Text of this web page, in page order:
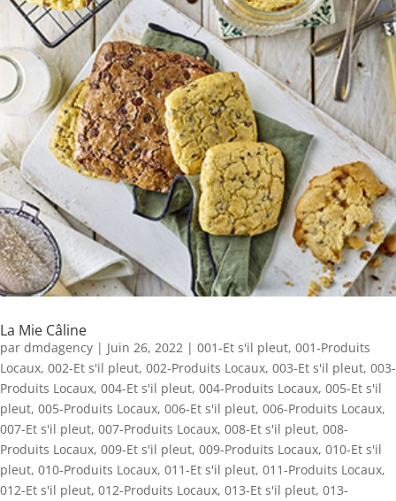
La Mie Câline
par dmdagency | Juin 26, 2022 | 001-Et s'il pleut, 001-Produits
Locaux, 002-Et s'il pleut, 002-Produits Locaux, 003-Et s'il pleut, 003-
Produits Locaux, 004-Et s'il pleut, 004-Produits Locaux, 005-Et s'il
pleut, 005-Produits Locaux, 006-Et s'il pleut, 006-Produits Locaux,
007-Et s'il pleut, 007-Produits Locaux, 008-Et s'il pleut, 008-
Produits Locaux, 009-Et s'il pleut, 009-Produits Locaux, 010-Et s'il
pleut, 010-Produits Locaux, 011-Et s'il pleut, 011-Produits Locaux,
012-Et s'il pleut, 012-Produits Locaux, 013-Et s'il pleut, 013-